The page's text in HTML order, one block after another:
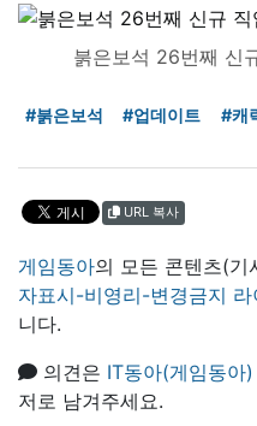
붉은보석 26번째 신
#붉은보석 #업데이트 #캐
URL 복사
게임동아의 모든 콘텐츠(기
자표시-비영리-변경금지 라
니다.
의견은 IT동아(게임동아
저로 남겨주세요.